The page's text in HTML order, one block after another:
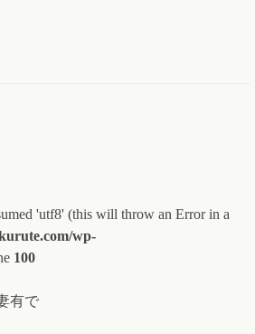
'utf8' (this will throw an Error in a
wp-
100
有で